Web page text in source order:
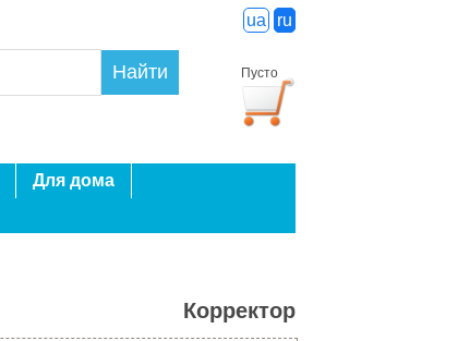
ua ru
Пусто
Найти
Для дома
Корректор